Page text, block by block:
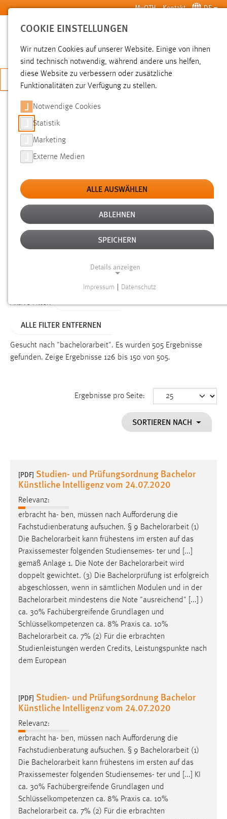
Zum Hauptinhalt springen MyOTH Kontakt DE
SUCHE
JETZT BEWERBEN
SUCHE
FILTER
Typ
Erstellungsdatum
Alter
Aktive Filter:
ALLE FILTER ENTFERNEN
Gesucht nach "bachelorarbeit". Es wurden 505 Ergebnisse
gefunden. Zeige Ergebnisse 126 bis 150 von 505.
Ergebnisse pro Seite:
SORTIEREN NACH
[PDF] Studien- und Prüfungsordnung Bachelor
Künstliche Intelligenz vom 24.07.2020
Relevanz:
erbracht ha- ben, müssen nach Aufforderung die
Fachstudienberatung aufsuchen. § 9 Bachelorarbeit (1)
Die Bachelorarbeit kann frühestens im ersten auf das
Praxissemester folgenden Studiensemes- ter und [...]
gemäß Anlage 1. Die Note der Bachelorarbeit wird
doppelt gewichtet. (3) Die Bachelorprüfung ist erfolgreich
abgeschlossen, wenn in sämtlichen Modulen und in der
Bachelorarbeit mindestens die Note "ausreichend" [...] )
ca. 30% Fachübergreifende Grundlagen und
Schlüsselkompetenzen ca. 8% Praxis ca. 10%
Bachelorarbeit ca. 7% (2) Für die erbrachten
Studienleistungen werden Credits, Leistungspunkte nach
dem European
[PDF] Studien- und Prüfungsordnung Bachelor
Künstliche Intelligenz vom 24.07.2020
Relevanz:
erbracht ha- ben, müssen nach Aufforderung die
Fachstudienberatung aufsuchen. § 9 Bachelorarbeit (1)
Die Bachelorarbeit kann frühestens im ersten auf das
Praxissemester folgenden Studiensemes- ter und [...] KI
ca. 30% Fachübergreifende Grundlagen und
Schlüsselkompetenzen ca. 8% Praxis ca. 10%
Bachelorarbeit ca. 7% (2) Für die erbrachten
COOKIE EINSTELLUNGEN
Wir nutzen Cookies auf unserer Website. Einige von ihnen
sind technisch notwendig, während andere uns helfen,
diese Website zu verbessern oder zusätzliche
Funktionalitäten zur Verfügung zu stellen.
Notwendige Cookies
Statistik
Marketing
Externe Medien
ALLE AUSWÄHLEN
ABLEHNEN
SPEICHERN
Details anzeigen
Funktionen und sind für die einwandfreie Funktion der
Einverständnis
cookie_consent
Dieser Cookie speichert die ausgewählten Einverständnis-
Name:
staticfilecache
Zweck:
Für performante Seitenauslieferung wird in diesem Cookie
gespeichert, ob man eingeloggt ist.
Sprachpräferenz
Name:
site-language-preference
Zweck:
Das Cookie speichert die gewählte Sprache der Website.
Chat
Name:
chat-frame-style-5e9dbeb1811c0446
Zweck:
Wird benötigt um die Chatfunktion nutzen zu können.
Cookie Laufzeit:
MibewSessionID, mibew-chat-frame-style-
Impressum Datenschutz